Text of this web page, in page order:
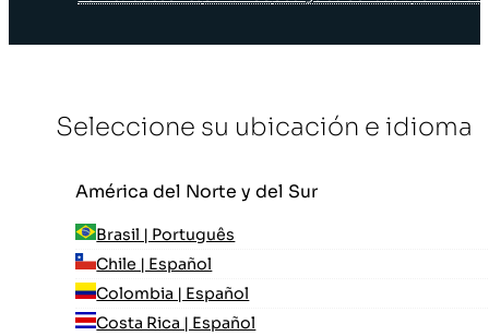
Seleccione su ubicación e idioma
América del Norte y del Sur
Brasil | Português
Chile | Español
Colombia | Español
Costa Rica | Español